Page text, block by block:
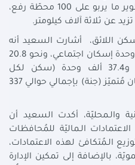
الخِطّة، بالإضافة إلى إنشاء وتطوير ما يربو على 100 محطّة رفع،
عن ثلاثة آلاف كيلومتر.
اللائق، أشارت السعيد أنه
من الـمُستهدف توفير 271.5 ألف وحدة إسكان اجتماعي، ونحو 20.8
ألف وحدة (سكن ودار مصر)، و37.4 ألف وحدة (سكن لكل
الـمصريين)، و7.5 ألف وحدة إسكان مُتميّز (جنة) بإجمالي حوالي 337
والـمحليّة، أكدت السعيد أن
الـماليّة للمُحافظات
الـمُتكافئ لهذه الاعتمادات،
بالإضافة إلى تمكين الإدارة